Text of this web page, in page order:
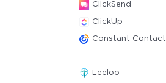
ClickSend
ClickUp
Constant Contact
Leeloo